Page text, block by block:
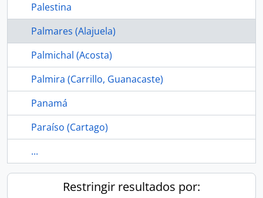
Palestina
Palmares (Alajuela)
Palmichal (Acosta)
Palmira (Carrillo, Guanacaste)
Panamá
Paraíso (Cartago)
...
Restringir resultados por: